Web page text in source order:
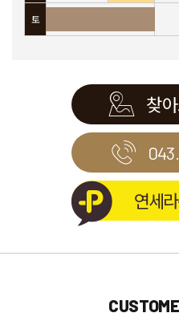
토
찾
연세